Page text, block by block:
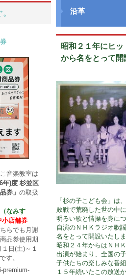
沿革
昭和２１年にヒッ
から名をとって開
「杉の子こども会」は
敗戦で荒廃した世の中
明るい歌と情操を身に
自演のＮＨＫラジオ歌
名をとって開設いたしま
昭和２４年からはＮＨ
出演が始まり、全国の
子供たちの楽しみな番
１５年続いたこの放送
音楽教室は
年)度 杉並区
券」 の取扱
なみす
小店舗券
らでも月謝
品券使用期
日(土)～１
す。
premium-